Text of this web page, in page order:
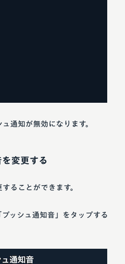
通知が無効になります。
変更する
ることができます。
プッシュ通知音」をタップする